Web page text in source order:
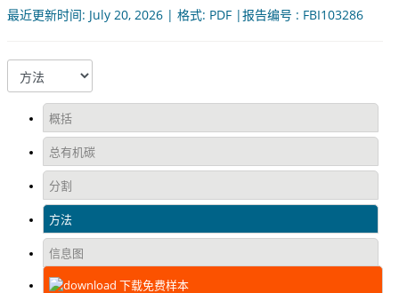
最近更新时间: July 20, 2026 | 格式: PDF |报告编号 : FBI103286
概括
总有机碳
分割
方法
信息图
下载免费样本